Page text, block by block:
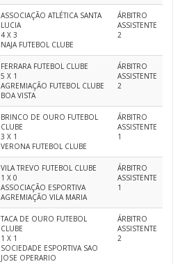
ASSOCIAÇÃO ATLÉTICA SANTA
LUCIA
4 X 3
NAJA FUTEBOL CLUBE
ÁRBITRO
ASSISTENTE
2
FERRARA FUTEBOL CLUBE
5 X 1
AGREMIAÇÃO FUTEBOL CLUBE
BOA VISTA
ÁRBITRO
ASSISTENTE
2
BRINCO DE OURO FUTEBOL
CLUBE
3 X 1
VERONA FUTEBOL CLUBE
ÁRBITRO
ASSISTENTE
1
VILA TREVO FUTEBOL CLUBE
1 X 0
ASSOCIAÇÃO ESPORTIVA
AGREMIAÇÃO VILA MARIA
ÁRBITRO
ASSISTENTE
1
TACA DE OURO FUTEBOL
CLUBE
1 X 1
SOCIEDADE ESPORTIVA SAO
JOSE OPERARIO
ÁRBITRO
ASSISTENTE
2